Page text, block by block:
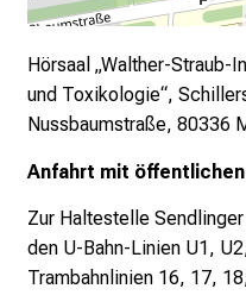
Hörsaal „Walther-Straub-
und Toxikologie“,
Nussbaumstraße, 80336
Anfahrt mit
Zur Haltestelle
den U-Bahn-Linien U1,
Trambahnlinien 16, 17,